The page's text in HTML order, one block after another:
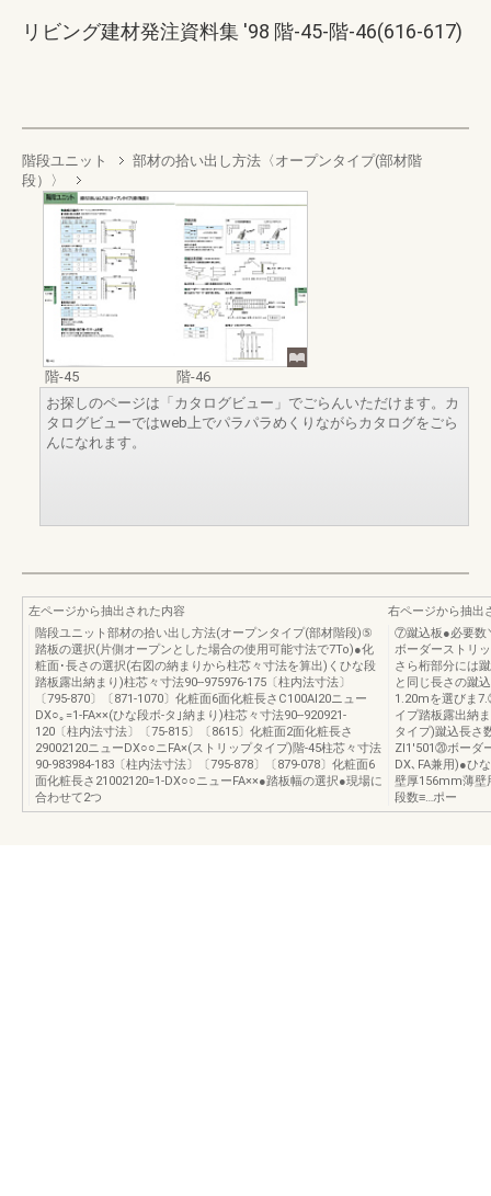
リビング建材発注資料集 '98 階-45-階-46(616-617)
階段ユニット
部材の拾い出し方法〈オープンタイプ(部材階
段）〉
階-45
階-46
お探しのページは「カタログビュー」でごらんいただけます。カ
タログビューではweb上でパラパラめくりながらカタログをごら
んになれます。
左ページから抽出された内容
階段ユニット部材の拾い出し方法(オープンタイプ(部材階段)⑤
踏板の選択(片側オープンとした場合の使用可能寸法で7To)●化
粧面･長さの選択(右図の納まりから柱芯々寸法を算出)くひな段
踏板露出納まり)柱芯々寸法90--975976-175〔柱内法寸法〕
〔795-870〕〔871-1070〕化粧面6面化粧長さC100Al20ニュー
DX○｡=1-FA××(ひな段ボ-タ｣納まり)柱芯々寸法90--920921-
120〔柱内法寸法〕〔75-815〕〔8615〕化粧面2面化粧長さ
29002120ニューDX○○ニFA×(ストリップタイプ)階-45柱芯々寸法
90-983984-183〔柱内法寸法〕〔795-878〕〔879-078〕化粧面6
面化粧長さ21002120=1-DX○○ニューFA××●踏板幅の選択●現場に
合わせて2つ
右ページから抽出
⑦蹴込板●必要数
ボーダーストリ
さら桁部分には
と同じ長さの蹴
1.20mを選びま
イプ踏板露出納
タイプ)蹴込長さ
Zl1′501⑳ボーダ
DX､FA兼用)●ひ
壁厚156mm薄壁
段数≡…ポー